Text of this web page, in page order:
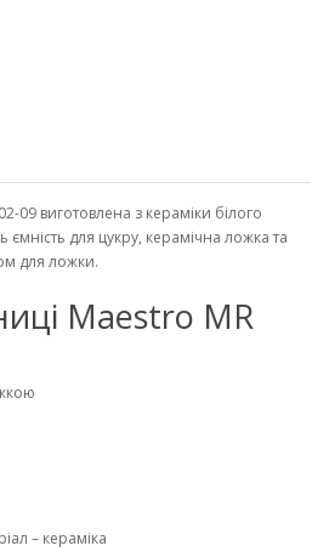
09 виготовлена ​​з кераміки білого
ємність для цукру, керамічна ложка та
для ложки.
Maestro MR
– кераміка